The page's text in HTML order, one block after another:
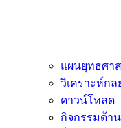
แผนยุทธศา
วิเคราะห์กล
ดาวน์โหลด
กิจกรรมด้า